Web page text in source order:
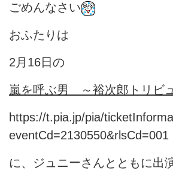
ごめんなさい
おふたりは
2月16日の
嵐を呼ぶ男 ～裕次郎トリビ
https://t.pia.jp/pia/
eventCd=2130550&rlsCd=001
に、ジュニーさんとともに出